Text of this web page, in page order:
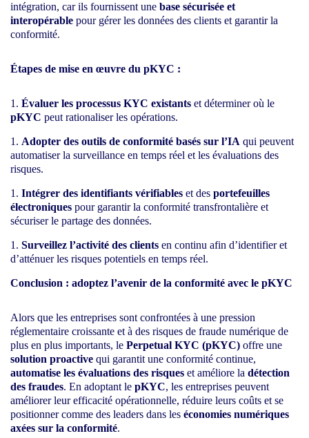
intégration, car ils fournissent une base sécurisée et
interopérable pour gérer les données des clients et garantir la
conformité.
Étapes de mise en œuvre du pKYC :
Évaluer les processus KYC existants et déterminer où le
pKYC peut rationaliser les opérations.
Adopter des outils de conformité basés sur l’IA qui peuvent
automatiser la surveillance en temps réel et les évaluations des
risques.
Intégrer des identifiants vérifiables et des portefeuilles
électroniques pour garantir la conformité transfrontalière et
sécuriser le partage des données.
Surveillez l’activité des clients en continu afin d’identifier et
d’atténuer les risques potentiels en temps réel.
Conclusion : adoptez l’avenir de la conformité avec le pKYC
Alors que les entreprises sont confrontées à une pression
réglementaire croissante et à des risques de fraude numérique de
plus en plus importants, le Perpetual KYC (pKYC) offre une
solution proactive qui garantit une conformité continue,
automatise les évaluations des risques et améliore la détection
des fraudes. En adoptant le pKYC, les entreprises peuvent
améliorer leur efficacité opérationnelle, réduire leurs coûts et se
positionner comme des leaders dans les économies numériques
axées sur la conformité.